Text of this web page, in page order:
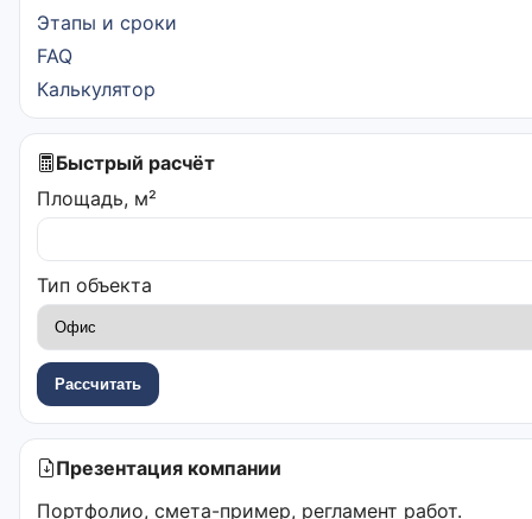
Этапы и сроки
FAQ
Калькулятор
Быстрый расчёт
Площадь, м²
Тип объекта
Рассчитать
Презентация компании
Портфолио, смета-пример, регламент работ.